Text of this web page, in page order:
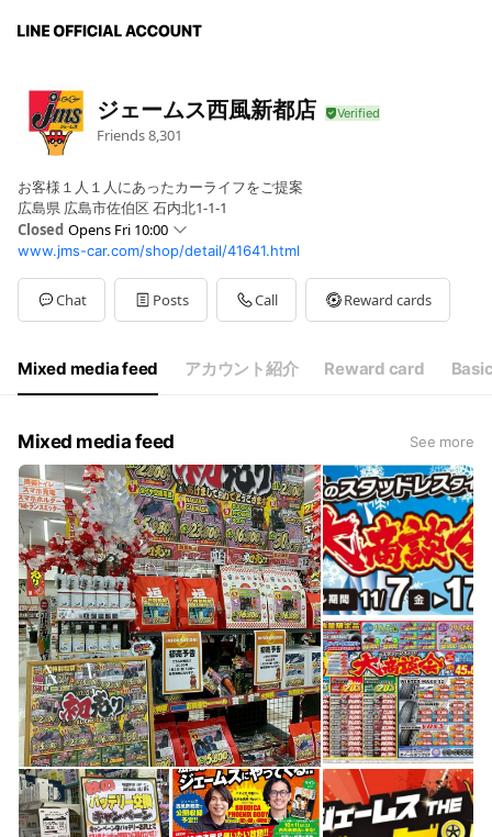
ジェームス西風新都店
Friends8,301
お客様１人１人にあったカーライフをご提案
広島県 広島市佐伯区 石内北1-1-1
Closed Opens Fri 10:00
Mon10:00 - 19:30
TueClosed
Wed10:00 - 19:30
Thu10:00 - 19:30
Sat 10:00 - 19:30
Sun10:00 - 19:30
10:00～19:30
www.jms-car.com/shop/detail/41641.html
Chat Posts Call Reward cards
Mixed media feed アカウント紹介 Reward card
Mixed media feed See more